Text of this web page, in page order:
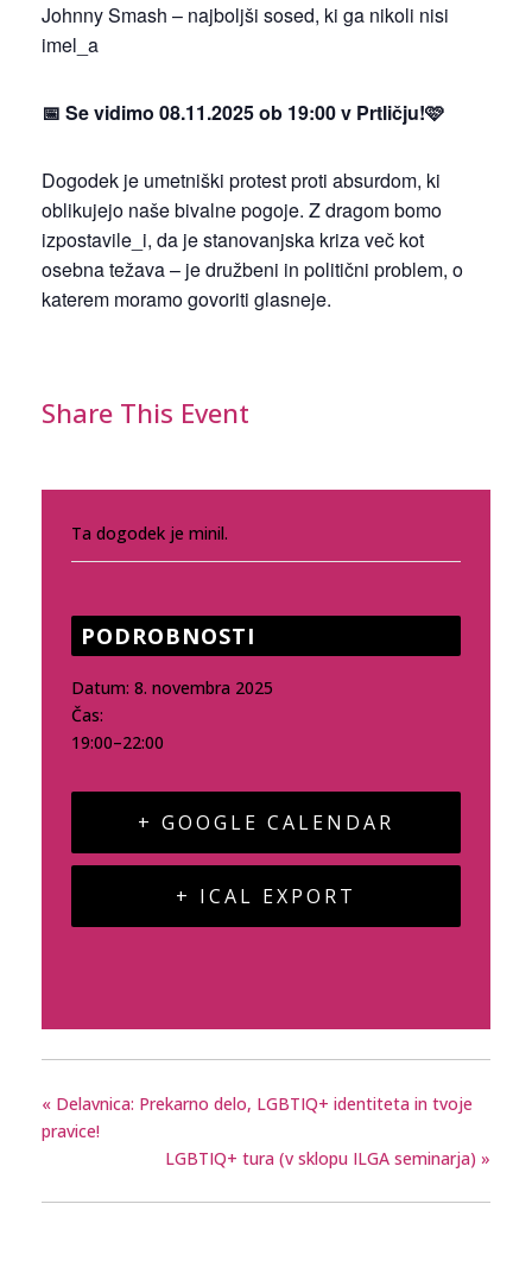
Johnny Smash – najboljši sosed, ki ga nikoli nisi
imel_a
📅 Se vidimo 08.11.2025 ob 19:00 v Prtličju!🩷
Dogodek je umetniški protest proti absurdom, ki
oblikujejo naše bivalne pogoje. Z dragom bomo
izpostavile_i, da je stanovanjska kriza več kot
osebna težava – je družbeni in politični problem, o
katerem moramo govoriti glasneje.
Share This Event
Ta dogodek je minil.
PODROBNOSTI
Datum: 8. novembra 2025
Čas:
19:00–22:00
+ GOOGLE CALENDAR
+ ICAL EXPORT
« Delavnica: Prekarno delo, LGBTIQ+ identiteta in tvoje
pravice!
LGBTIQ+ tura (v sklopu ILGA seminarja) »